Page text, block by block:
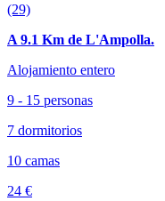
(29)
A 9.1 Km de L'Ampolla.
Alojamiento entero
9 - 15 personas
7 dormitorios
10 camas
24 €